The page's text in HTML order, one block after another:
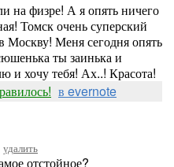
на физре! А я опять ничего
Томск очень суперский
Москву! Меня сегодня опять
ты заинька и
и хочу тебя! Ах..! Красота!
в evernote
удалить
отстойное?